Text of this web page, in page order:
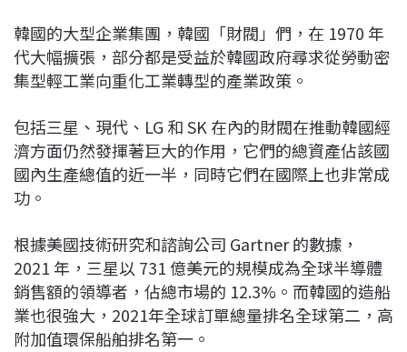
韓國的大型企業集團，韓國「財閥」們，在 1970 年
代大幅擴張，部分都是受益於韓國政府尋求從勞動密
集型輕工業向重化工業轉型的產業政策。
包括三星、現代、LG 和 SK 在內的財閥在推動韓國經
濟方面仍然發揮著巨大的作用，它們的總資產佔該國
國內生產總值的近一半，同時它們在國際上也非常成
功。
根據美國技術研究和諮詢公司 Gartner 的數據，
2021 年，三星以 731 億美元的規模成為全球半導體
銷售額的領導者，佔總市場的 12.3%。而韓國的造船
業也很強大，2021年全球訂單總量排名全球第二，高
附加值環保船舶排名第一。